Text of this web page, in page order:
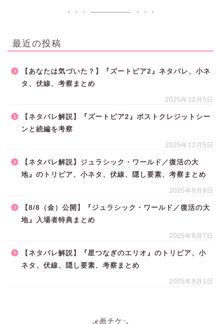
最近の投稿
【あなたは気づいた？】『ズートピア2』ネタバレ、小ネ
タ、伏線、考察まとめ
2025年12月5日
【ネタバレ解説】『ズートピア2』ポストクレジットシー
ンと続編を考察
2025年12月5日
【ネタバレ解説】ジュラシック・ワールド／復活の大
地』のトリビア、小ネタ、伏線、隠し要素、考察まとめ
2025年8月8日
【8/8（金）公開】『ジュラシック・ワールド／復活の大
地』入場者特典まとめ
2025年8月7日
【ネタバレ解説】『星つなぎのエリオ』のトリビア、小
ネタ、伏線、隠し要素、考察まとめ
2025年8月1日